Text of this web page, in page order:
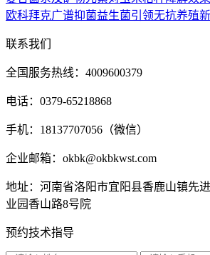
欧科拜克广谱抑菌益生菌引领无抗养殖
联系我们
全国服务热线：4009600379
电话：0379-65218868
手机：18137707056（微信）
企业邮箱：okbk@okbkwst.com
地址：河南省洛阳市宜阳县香鹿山镇先
业园香山路8号院
预约技术指导